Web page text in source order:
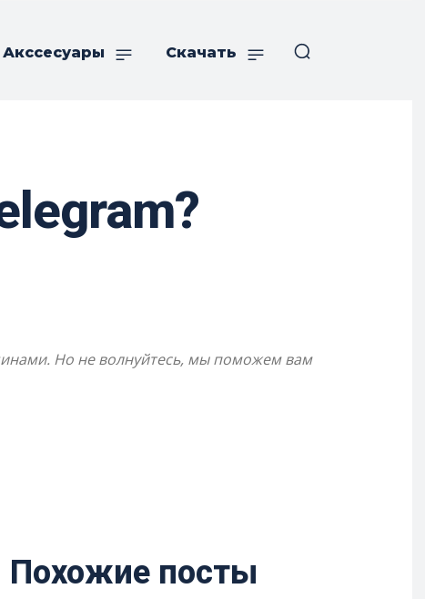
Акссесуары Скачать
Но не волнуйтесь, мы поможем вам
Похожие посты